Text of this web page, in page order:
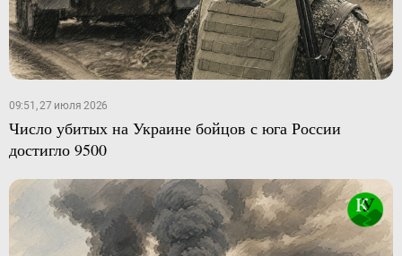
09:51, 27 июля 2026
Число убитых на Украине бойцов с юга России
достигло 9500